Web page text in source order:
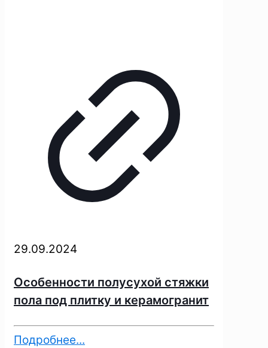
29.09.2024
Особенности полусухой стяжки
пола под плитку и керамогранит
Подробнее...